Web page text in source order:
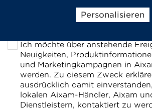
Ich möchte über anstehende
Neuigkeiten,
und Marketingkampagnen in
werden. Zu diesem Zweck
ausdrücklich damit
lokalen Aixam-Händler, Aixam
Dienstleistern, kontaktiert zu
Personalisieren